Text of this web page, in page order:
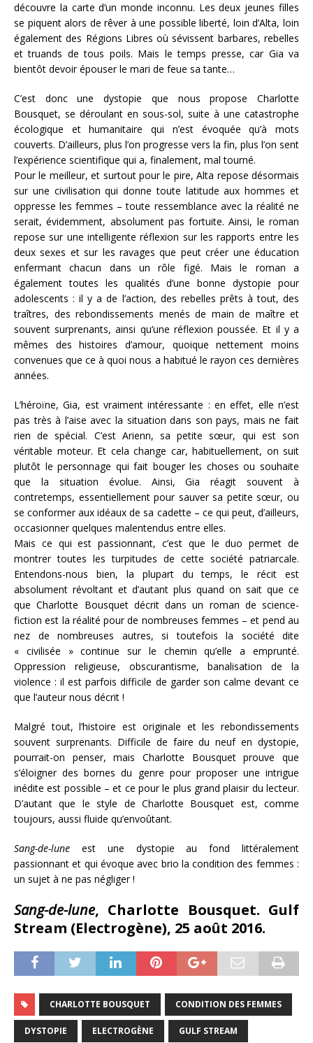
découvre la carte d’un monde inconnu. Les deux jeunes filles
se piquent alors de rêver à une possible liberté, loin d’Alta, loin
également des Régions Libres où sévissent barbares, rebelles
et truands de tous poils. Mais le temps presse, car Gia va
bientôt devoir épouser le mari de feue sa tante…
C’est donc une dystopie que nous propose Charlotte
Bousquet, se déroulant en sous-sol, suite à une catastrophe
écologique et humanitaire qui n’est évoquée qu’à mots
couverts. D’ailleurs, plus l’on progresse vers la fin, plus l’on sent
l’expérience scientifique qui a, finalement, mal tourné.
Pour le meilleur, et surtout pour le pire, Alta repose désormais
sur une civilisation qui donne toute latitude aux hommes et
oppresse les femmes – toute ressemblance avec la réalité ne
serait, évidemment, absolument pas fortuite. Ainsi, le roman
repose sur une intelligente réflexion sur les rapports entre les
deux sexes et sur les ravages que peut créer une éducation
enfermant chacun dans un rôle figé. Mais le roman a
également toutes les qualités d’une bonne dystopie pour
adolescents : il y a de l’action, des rebelles prêts à tout, des
traîtres, des rebondissements menés de main de maître et
souvent surprenants, ainsi qu’une réflexion poussée. Et il y a
mêmes des histoires d’amour, quoique nettement moins
convenues que ce à quoi nous a habitué le rayon ces dernières
années.
L’héroïne, Gia, est vraiment intéressante : en effet, elle n’est
pas très à l’aise avec la situation dans son pays, mais ne fait
rien de spécial. C’est Arienn, sa petite sœur, qui est son
véritable moteur. Et cela change car, habituellement, on suit
plutôt le personnage qui fait bouger les choses ou souhaite
que la situation évolue. Ainsi, Gia réagit souvent à
contretemps, essentiellement pour sauver sa petite sœur, ou
se conformer aux idéaux de sa cadette – ce qui peut, d’ailleurs,
occasionner quelques malentendus entre elles.
Mais ce qui est passionnant, c’est que le duo permet de
montrer toutes les turpitudes de cette société patriarcale.
Entendons-nous bien, la plupart du temps, le récit est
absolument révoltant et d’autant plus quand on sait que ce
que Charlotte Bousquet décrit dans un roman de science-
fiction est la réalité pour de nombreuses femmes – et pend au
nez de nombreuses autres, si toutefois la société dite
« civilisée » continue sur le chemin qu’elle a emprunté.
Oppression religieuse, obscurantisme, banalisation de la
violence : il est parfois difficile de garder son calme devant ce
que l’auteur nous décrit !
Malgré tout, l’histoire est originale et les rebondissements
souvent surprenants. Difficile de faire du neuf en dystopie,
pourrait-on penser, mais Charlotte Bousquet prouve que
s’éloigner des bornes du genre pour proposer une intrigue
inédite est possible – et ce pour le plus grand plaisir du lecteur.
D’autant que le style de Charlotte Bousquet est, comme
toujours, aussi fluide qu’envoûtant.
Sang-de-lune est une dystopie au fond littéralement
passionnant et qui évoque avec brio la condition des femmes :
un sujet à ne pas négliger !
Sang-de-lune, Charlotte Bousquet. Gulf
Stream (Electrogène), 25 août 2016.
CHARLOTTE BOUSQUET CONDITION DES FEMMES
DYSTOPIE ELECTROGÈNE GULF STREAM